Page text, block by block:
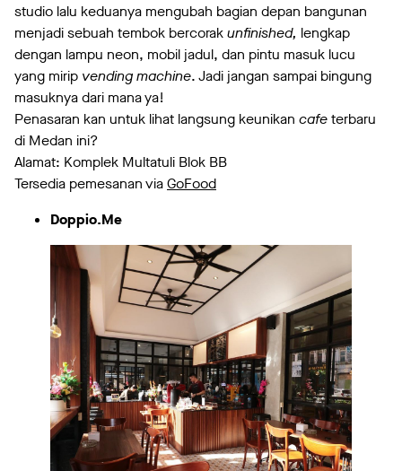
studio lalu keduanya mengubah bagian depan bangunan
menjadi sebuah tembok bercorakunfinished, lengkap
dengan lampu neon, mobil jadul, dan pintu masuk lucu
yang mirip vending machine. Jadi jangan sampai bingung
masuknya dari mana ya!
Penasaran kan untuk lihat langsung keunikan cafeterbaru
di Medan ini?
Alamat: Komplek Multatuli Blok BB
Tersedia pemesanan viaGoFood
Doppio.Me